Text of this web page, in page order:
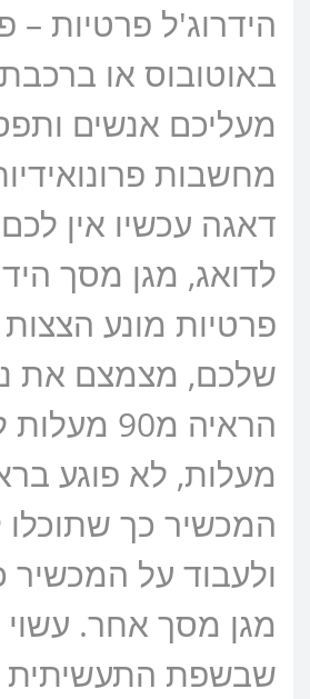
הידרוג'ל פרטיות
באוטובוס או
מעליכם אנשים
מחשבות
דאגה עכשיו אין
לדואג, מגן מסך
פרטיות מונע
שלכם, מצמצם את
מעלות, לא פוגע
המכשיר כך
ולעבוד על המכשיר
מגן מסך אחר. עשוי